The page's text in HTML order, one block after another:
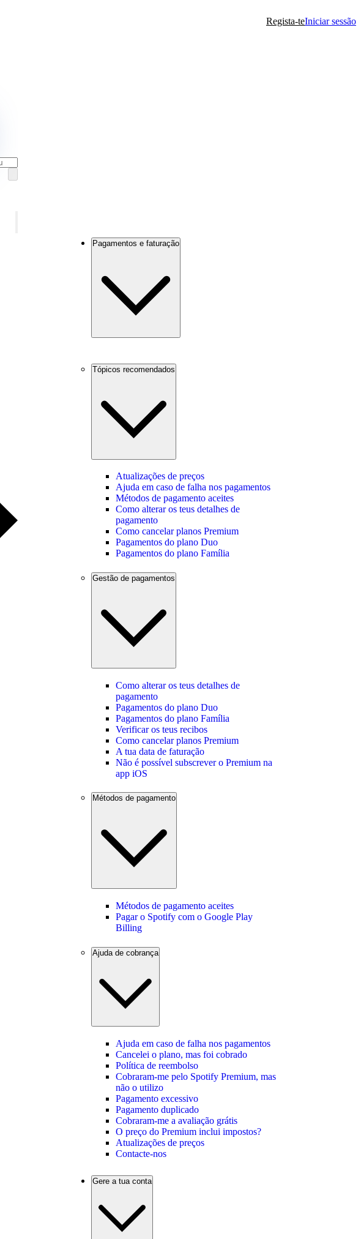
Regista-teIniciar sessão
Pagamentos e faturação
Tópicos recomendados
Atualizações de preços
Ajuda em caso de falha nos pagamentos
Métodos de pagamento aceites
Como alterar os teus detalhes de
pagamento
Como cancelar planos Premium
Pagamentos do plano Duo
Pagamentos do plano Família
Gestão de pagamentos
Como alterar os teus detalhes de
pagamento
Pagamentos do plano Duo
Pagamentos do plano Família
Verificar os teus recibos
Como cancelar planos Premium
A tua data de faturação
Não é possível subscrever o Premium na
app iOS
Métodos de pagamento
Métodos de pagamento aceites
Pagar o Spotify com o Google Play
Billing
Ajuda de cobrança
Ajuda em caso de falha nos pagamentos
Cancelei o plano, mas foi cobrado
Política de reembolso
Cobraram-me pelo Spotify Premium, mas
não o utilizo
Pagamento excessivo
Pagamento duplicado
Cobraram-me a avaliação grátis
O preço do Premium inclui impostos?
Atualizações de preços
Contacte-nos
Gere a tua conta